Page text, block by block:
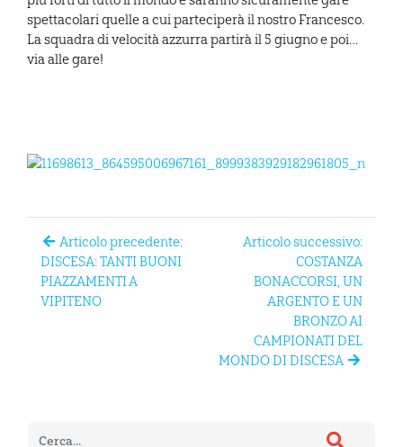
spettacolari quelle a cui parteciperà il nostro Francesco.
La squadra di velocità azzurra partirà il 5 giugno e poi…
via alle gare!
Articolo precedente:
DISCESA: TANTI BUONI
PIAZZAMENTI A
VIPITENO
Articolo successivo:
COSTANZA
BONACCORSI, UN
ARGENTO E UN
BRONZO AI
CAMPIONATI DEL
MONDO DI DISCESA